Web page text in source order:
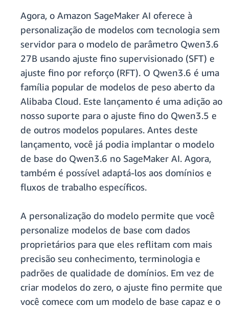
Agora, o Amazon SageMaker AI oferece à
personalização de modelos com tecnologia sem
servidor para o modelo de parâmetro Qwen3.6
27B usando ajuste fino supervisionado (SFT) e
ajuste fino por reforço (RFT). O Qwen3.6 é uma
família popular de modelos de peso aberto da
Alibaba Cloud. Este lançamento é uma adição ao
nosso suporte para o ajuste fino do Qwen3.5 e
de outros modelos populares. Antes deste
lançamento, você já podia implantar o modelo
de base do Qwen3.6 no SageMaker AI. Agora,
também é possível adaptá-los aos domínios e
fluxos de trabalho específicos.
A personalização do modelo permite que você
personalize modelos de base com dados
proprietários para que eles reflitam com mais
precisão seu conhecimento, terminologia e
padrões de qualidade de domínios. Em vez de
criar modelos do zero, o ajuste fino permite que
você comece com um modelo de base capaz e o